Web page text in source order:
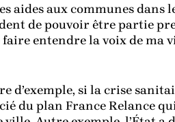
aides aux communes dans
de pouvoir être partie
entendre la voix de ma
d’exemple, si la crise
du plan France Relance